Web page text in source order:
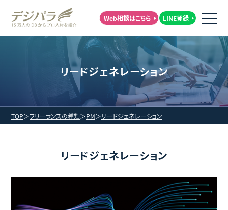
Web相談はこちら LINE登録
リードジェネレーション
TOP フリーランスの種類 PM リードジェネレーション
リードジェネレーション